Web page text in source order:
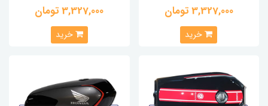
3,327,000 تومان
خرید
3,327,000 تومان
خرید